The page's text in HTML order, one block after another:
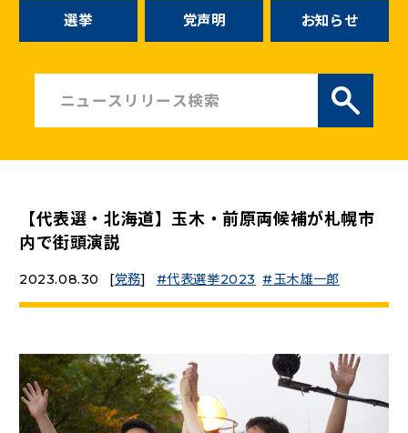
こくみん政治塾
お問い合わせ
ニュースリリース
こくみんうさぎの部屋
Go!Go!こくみんストア（新しいタブで開く）
こくみんオンラインスクール （新しいタブで開く）
国民民主党学生部（新しいタブで開く）
選挙 党声明 お知らせ
【代表選・北海道】玉木・前原両候補が札幌市
内で街頭演説
2023.08.30 [党務] 代表選挙2023 玉木雄一郎